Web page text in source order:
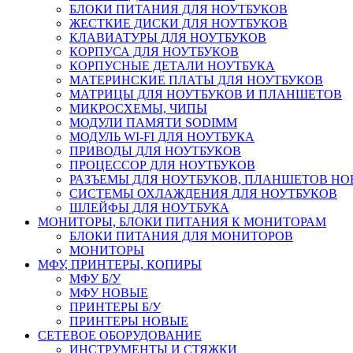
БЛОКИ ПИТАНИЯ ДЛЯ НОУТБУКОВ
ЖЕСТКИЕ ДИСКИ ДЛЯ НОУТБУКОВ
КЛАВИАТУРЫ ДЛЯ НОУТБУКОВ
КОРПУСА ДЛЯ НОУТБУКОВ
КОРПУСНЫЕ ДЕТАЛИ НОУТБУКА
МАТЕРИНСКИЕ ПЛАТЫ ДЛЯ НОУТБУКОВ
МАТРИЦЫ ДЛЯ НОУТБУКОВ И ПЛАНШЕТОВ
МИКРОСХЕМЫ, ЧИПЫ
МОДУЛИ ПАМЯТИ SODIMM
МОДУЛЬ WI-FI ДЛЯ НОУТБУКА
ПРИВОДЫ ДЛЯ НОУТБУКОВ
ПРОЦЕССОР ДЛЯ НОУТБУКОВ
РАЗЪЕМЫ ДЛЯ НОУТБУКОВ, ПЛАНШЕТОВ
СИСТЕМЫ ОХЛАЖДЕНИЯ ДЛЯ НОУТБУКОВ
ШЛЕЙФЫ ДЛЯ НОУТБУКА
МОНИТОРЫ, БЛОКИ ПИТАНИЯ К МОНИТОРАМ
БЛОКИ ПИТАНИЯ ДЛЯ МОНИТОРОВ
МОНИТОРЫ
МФУ, ПРИНТЕРЫ, КОПИРЫ
МФУ Б/У
МФУ НОВЫЕ
ПРИНТЕРЫ Б/У
ПРИНТЕРЫ НОВЫЕ
СЕТЕВОЕ ОБОРУДОВАНИЕ
ИНСТРУМЕНТЫ И СТЯЖКИ